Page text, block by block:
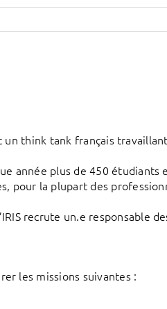
un think tank français
année plus de 450 étudiants
pour la plupart des
recrute un.e responsable
les missions suivantes :